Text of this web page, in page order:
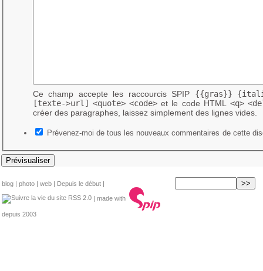
Ce champ accepte les raccourcis SPIP {{gras}}
[texte->url]
<quote> <code>et le code HTML <q>
créer des paragraphes, laissez simplement des lignes vides.
Prévenez-moi de tous les nouveaux commentaires de cette
blog | photo | web | Depuis le début |
RSS 2.0 | made with
depuis 2003